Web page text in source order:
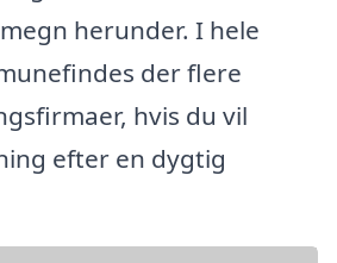
herunder. I hele
der flere
hvis du vil
efter en dygtig